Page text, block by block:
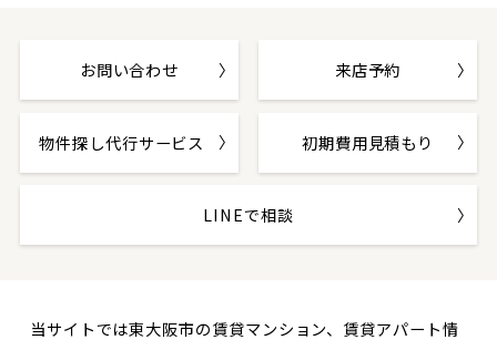
お問い合わせ 来店予約
物件探し代行サービス 初期費用見積もり
LINEで相談
当サイトでは東大阪市の賃貸マンション、賃貸アパート情